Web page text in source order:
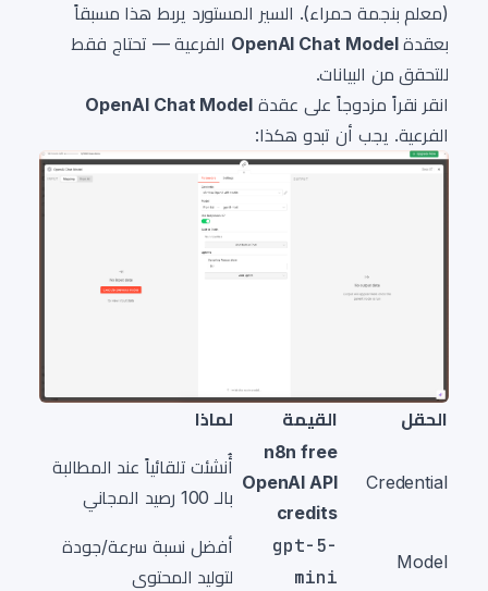
(معلم بنجمة حمراء). السير المستورد يربط هذا مسبقاً
بعقدةOpenAI Chat Model الفرعية — تحتاج فقط
للتحقق من البيانات.
انقر نقراً مزدوجاً على عقدة OpenAI Chat Model
الفرعية. يجب أن تبدو هكذا:
الحقل القيمة لماذا
Credential
n8n free
OpenAI API
credits
أُنشئت تلقائياً عند المطالبة
بالـ 100 رصيد المجاني
Model
gpt-5-
mini
أفضل نسبة سرعة/جودة
لتوليد المحتوى